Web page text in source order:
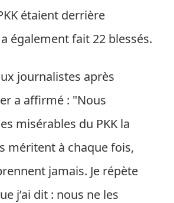
étaient derrière
également fait 22 blessés.
journalistes après
a affirmé : "Nous
misérables du PKK la
méritent à chaque fois,
jamais. Je répète
j’ai dit : nous ne les